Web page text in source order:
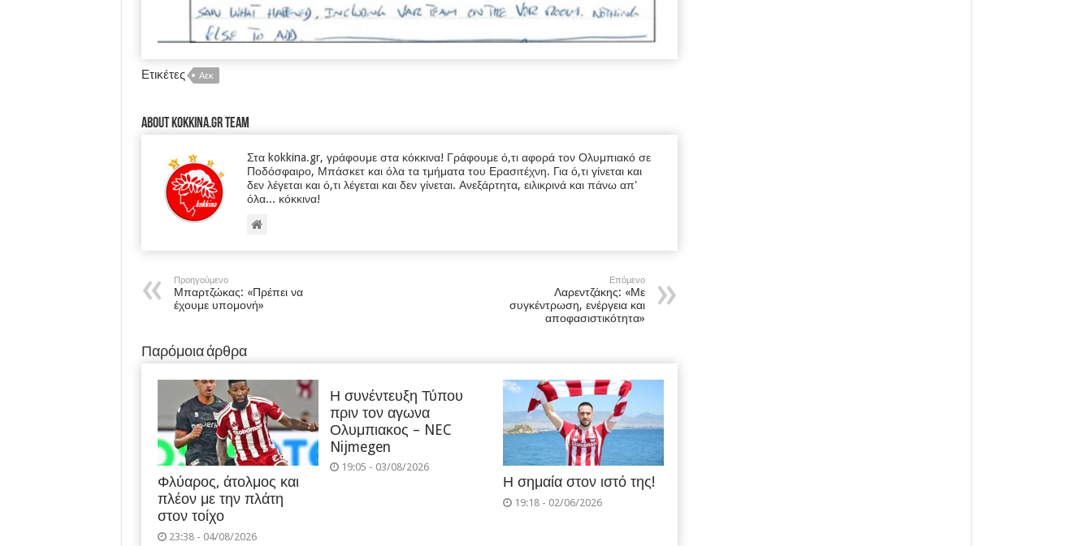
Ετικέτες Αεκ
About kokkina.gr TEAM
Στα kokkina.gr, γράφουμε στα κόκκινα! Γράφουμε ό,τι αφορά τον Ολυμπιακό σε
Ποδόσφαιρο, Μπάσκετ και όλα τα τμήματα του Ερασιτέχνη. Για ό,τι γίνεται και
δεν λέγεται και ό,τι λέγεται και δεν γίνεται. Ανεξάρτητα, ειλικρινά και πάνω απ'
όλα... κόκκινα!
Προηγούμενο
Μπαρτζώκας: «Πρέπει να
έχουμε υπομονή»
Επόμενο
Λαρεντζάκης: «Με
συγκέντρωση, ενέργεια και
αποφασιστικότητα»
Παρόμοια άρθρα
Φλύαρος, άτολμος και
πλέον με την πλάτη
στον τοίχο
23:38 - 04/08/2026
Η συνέντευξη Τύπου
πριν τον αγωνα
Ολυμπιακος – NEC
Nijmegen
19:05 - 03/08/2026
Η σημαία στον ιστό της!
19:18 - 02/06/2026